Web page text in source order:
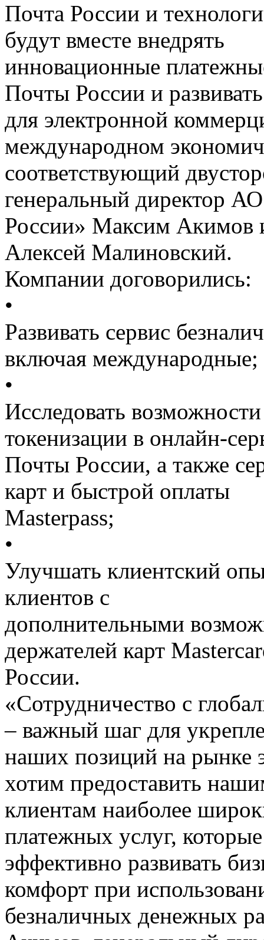
Почта России и
будут вместе внедрять
инновационные
Почты России и
для электронной
международном
соответствующий
генеральный директор
России» Максим Акимов
Алексей Малиновский.
Компании договорились:
•
Развивать сервис
включая международные;
•
Исследовать
токенизации в онлайн-
Почты России, а также
карт и быстрой оплаты
Masterpass;
•
Улучшать клиентский
клиентов с
дополнительными
держателей карт
России.
«Сотрудничество с
– важный шаг для
наших позиций на
хотим предоставить
клиентам наиболее
платежных услуг,
эффективно развивать
комфорт при
безналичных денежных